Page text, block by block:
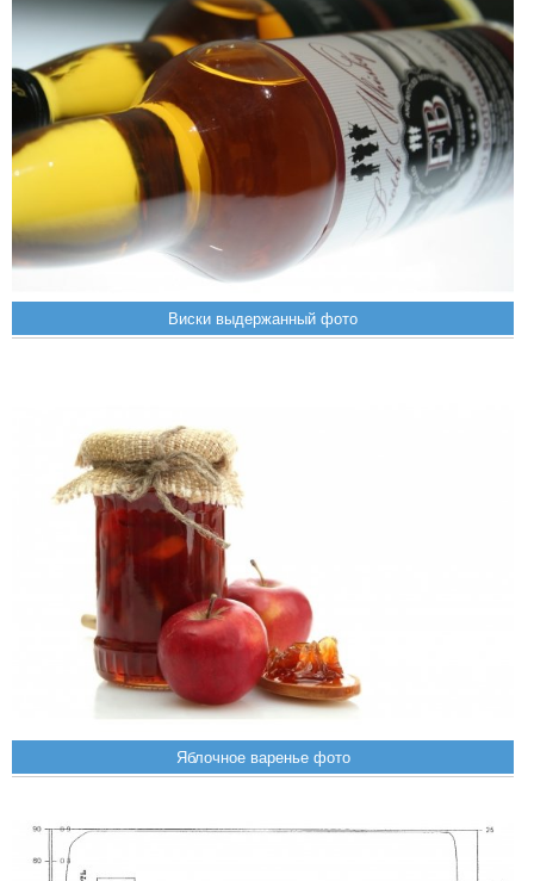
Виски выдержанный фото
Яблочное варенье фото